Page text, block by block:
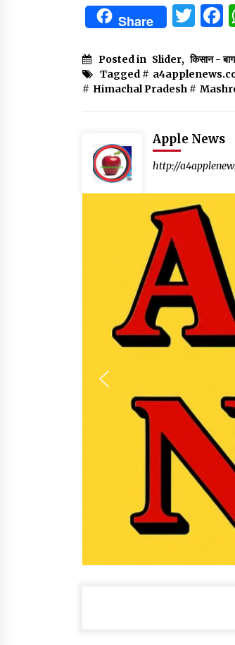
Share
Posted in Slider, किसान -
Tagged #
# Himachal Pradesh #
Apple News
http://